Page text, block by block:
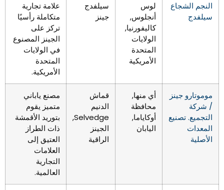
النجم الشجاع
سيلفدج
لوس
أنجلوس,
كاليفورنيا,
الولايات
المتحدة
الأمريكية
سيلفدج
جينز
علامة تجارية
متكاملة رأسيًا
تركز على
الجينز المصنوع
في الولايات
المتحدة
الأمريكية.
موموتارو جينز
/ شركة
التجميع. تصنيع
المعدات
الأصلية
أي منها,
محافظة
أوكاياما,
اليابان
قماش
الدنيم
Selvedge,
الجينز
الراقية
مصنع ياباني
متميز يقوم
بتوريد الأقمشة
ذات الطراز
العتيق إلى
العلامات
التجارية
العالمية.